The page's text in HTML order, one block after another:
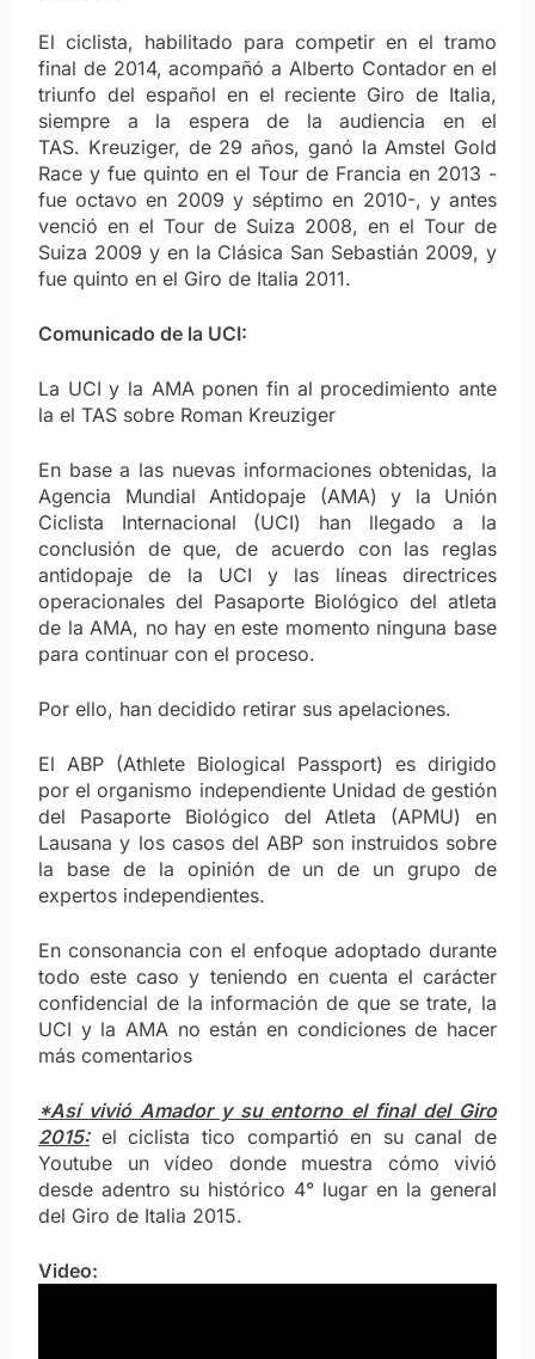
El ciclista, habilitado para competir en el tramo
final de 2014, acompañó a Alberto Contador en el
triunfo del español en el reciente Giro de Italia,
siempre a la espera de la audiencia en el
TAS. Kreuziger, de 29 años, ganó la Amstel Gold
Race y fue quinto en el Tour de Francia en 2013 -
fue octavo en 2009 y séptimo en 2010-, y antes
venció en el Tour de Suiza 2008, en el Tour de
Suiza 2009 y en la Clásica San Sebastián 2009, y
fue quinto en el Giro de Italia 2011.
Comunicado de la UCI:
La UCI y la AMA ponen fin al procedimiento ante
la el TAS sobre Roman Kreuziger
En base a las nuevas informaciones obtenidas, la
Agencia Mundial Antidopaje (AMA) y la Unión
Ciclista Internacional (UCI) han llegado a la
conclusión de que, de acuerdo con las reglas
antidopaje de la UCI y las líneas directrices
operacionales del Pasaporte Biológico del atleta
de la AMA, no hay en este momento ninguna base
para continuar con el proceso.
Por ello, han decidido retirar sus apelaciones.
El ABP (Athlete Biological Passport) es dirigido
por el organismo independiente Unidad de gestión
del Pasaporte Biológico del Atleta (APMU) en
Lausana y los casos del ABP son instruidos sobre
la base de la opinión de un de un grupo de
expertos independientes.
En consonancia con el enfoque adoptado durante
todo este caso y teniendo en cuenta el carácter
confidencial de la información de que se trate, la
UCI y la AMA no están en condiciones de hacer
más comentarios
*Así vivió Amador y su entorno el final del Giro
2015:el ciclista tico compartió en su canal de
Youtube un vídeo donde muestra cómo vivió
desde adentro su histórico 4° lugar en la general
del Giro de Italia 2015.
Video: